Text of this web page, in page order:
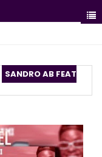
SANDRO AB FEAT